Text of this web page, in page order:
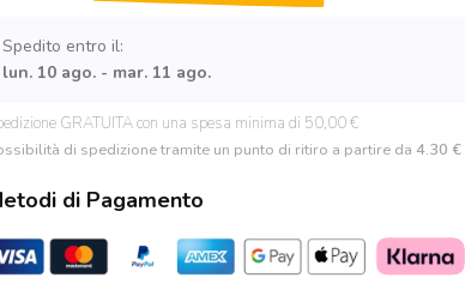
Spedito entro il:
lun. 10 ago. - mar. 11 ago.
GRATUITA con una spesa minima di 50,00 €
di spedizione tramite un punto di ritiro a partire da 4.30 €
di Pagamento